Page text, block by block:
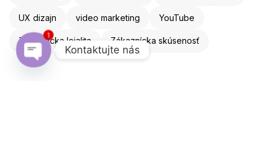
UX dizajn video marketing YouTube
Zákaznícka lojalita Zákaznícka skúsenosť
Kontaktujte nás
1